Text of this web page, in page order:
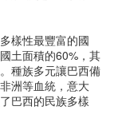
樣性最豐富的國
土面積的60%，其
種族多元讓巴西備
洲等血統，意大
巴西的民族多樣